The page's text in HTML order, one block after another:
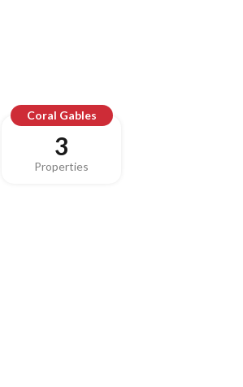
Coral Gables
3
Properties